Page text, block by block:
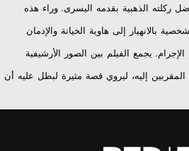
ركلته الذهبية بقدمه اليسرى. وراء هذه
بالانهيار إلى هاوية الخيانة والإدمان
الإجرام. يجمع الفيلم بين الصور الأرشيفية
المقربين إليه، ليروي قصة مثيرة لبطل عليه أن